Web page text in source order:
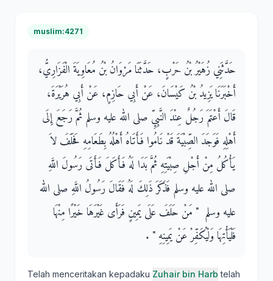
muslim:4271
حَدَّثَنِي زُهَيْرُ بْنُ حَرْبٍ، حَدَّثَنَا مَرْوَانُ بْنُ مُعَاوِيَةَ الْفَزَارِيُّ،
أَخْبَرَنَا يَزِيدُ بْنُ كَيْسَانَ، عَنْ أَبِي حَازِمٍ، عَنْ أَبِي هُرَيْرَةَ،
قَالَ أَعْتَمَ رَجُلٌ عِنْدَ النَّبِيِّ صلى الله عليه وسلم ثُمَّ رَجَعَ إِلَى
أَهْلِهِ فَوَجَدَ الصِّبْيَةَ قَدْ نَامُوا فَأَتَاهُ أَهْلُهُ بِطَعَامِهِ فَحَلَفَ لاَ
يَأْكُلُ مِنْ أَجْلِ صِبْيَتِهِ ثُمَّ بَدَا لَهُ فَأَكَلَ فَأَتَى رَسُولَ اللَّهِ
صلى الله عليه وسلم فَذَكَرَ ذَلِكَ لَهُ فَقَالَ رَسُولُ اللَّهِ صلى الله
عليه وسلم ‏ "‏ مَنْ حَلَفَ عَلَى يَمِينٍ فَرَأَى غَيْرَهَا خَيْرًا مِنْهَا
فَلْيَأْتِهَا وَلْيُكَفِّرْ عَنْ يَمِينِهِ ‏"‏ ‏.‏
Telah menceritakan kepadaku Zuhair bin Harb telah